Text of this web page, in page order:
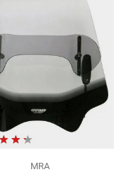
MRA